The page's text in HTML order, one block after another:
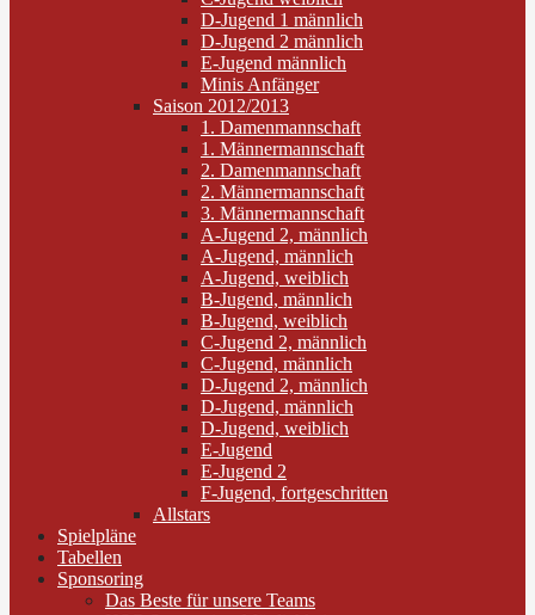
D-Jugend 1 männlich
D-Jugend 2 männlich
E-Jugend männlich
Minis Anfänger
Saison 2012/2013
1. Damenmannschaft
1. Männermannschaft
2. Damenmannschaft
2. Männermannschaft
3. Männermannschaft
A-Jugend 2, männlich
A-Jugend, männlich
A-Jugend, weiblich
B-Jugend, männlich
B-Jugend, weiblich
C-Jugend 2, männlich
C-Jugend, männlich
D-Jugend 2, männlich
D-Jugend, männlich
D-Jugend, weiblich
E-Jugend
E-Jugend 2
F-Jugend, fortgeschritten
Allstars
Spielpläne
Tabellen
Sponsoring
Das Beste für unsere Teams